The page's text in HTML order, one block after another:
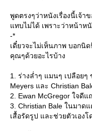
พูดตรงๆว่าหนังเรื่องนี้เจ้
ทบไม่ได้ เพราะว่าหน้าห
-*
เดี๋ยวจะไม่เห็นภาพ บอกนิ
คุณๆด้วยอะไรบ้าง
1. ร่างล่ำๆ แมนๆ เปลือยๆ
Meyers และ Christian
2. Ewan McGregor ใจดี
3. Christian Bale ในมาด
เสื้อรัดรูป และช่วยตัวเอง